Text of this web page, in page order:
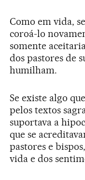
Como em vida,
coroá-lo
somente
dos pastores de
humilham.
Se existe algo
pelos textos
suportava a
que se
pastores e
vida e dos